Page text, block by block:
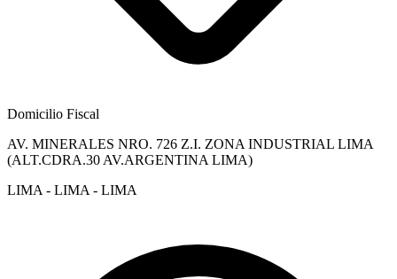
Domicilio Fiscal
AV. MINERALES NRO. 726 Z.I. ZONA INDUSTRIAL LIMA
(ALT.CDRA.30 AV.ARGENTINA LIMA)
LIMA - LIMA - LIMA